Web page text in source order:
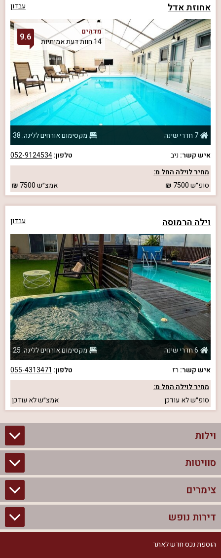
אחוזת אדל עבדון
מדהים
14 חוות דעת אמיתיות
9.6
7 חדרי שינה
מקסימום אורחים ללינה: 38
איש קשר: ניב טלפון:052-9124534
מחיר לוילה החל מ:
סופ״ש7500 אמצ״ש7500
וילה הרמוסה עבדון
6 חדרי שינה
מקסימום אורחים ללינה: 25
איש קשר: רז טלפון: 055-4313471
מחיר לוילה החל מ:
סופ״שלא עודכן אמצ״שלא עודכן
וילות
וילות בצפון
וילות להשכרה
וילות למסיבת רווקים
סוויטות
סוויטות בצפון
צימרים לזוגות עם בריכה פרטית
צימרים
צימרים בצפון
צימרים לזוגות
דירות נופש
דירות נופש בצפון
הוספת נכס חדש לאתר